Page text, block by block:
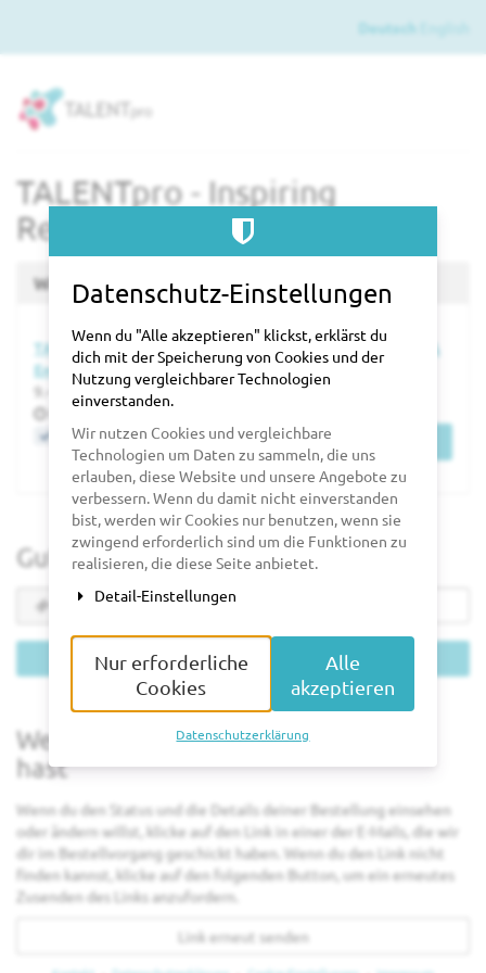
springen
Deutsch
TALENTpro - Inspiring
Recruiting Professionals
Wähle einen Termin aus
TALENTpro Expofestival 2027 - #1 Event für Recruiting &
Employer Branding
9.
10. Juni 2027
Uhrzeit
09:00
Jetzt buchen
Gutschein einlösen
Gutscheincode
Gutschein einlösen
Wenn du bereits ein Ticket bestellt
hast
Wenn du den Status und die Details deiner Bestellung einsehen
oder ändern willst, klicke auf den Link in einer der E-Mails, die wir
dir im Bestellvorgang geschickt haben. Wenn du den Link nicht
finden kannst, klicke auf den folgenden Button, um ein erneutes
Zusenden des Links anzufordern.
Link erneut senden
Datenschutz-Einstellungen
Wenn du "Alle akzeptieren" klickst, erklärst du
dich mit der Speicherung von Cookies und der
Nutzung vergleichbarer Technologien
einverstanden.
Wir nutzen Cookies und vergleichbare
Technologien um Daten zu sammeln, die uns
erlauben, diese Website und unsere Angebote zu
verbessern. Wenn du damit nicht einverstanden
bist, werden wir Cookies nur benutzen, wenn sie
zwingend erforderlich sind um die Funktionen zu
realisieren, die diese Seite anbietet.
Detail-Einstellungen
Nur erforderliche
Cookies
Alle
akzeptieren
Datenschutzerklärung